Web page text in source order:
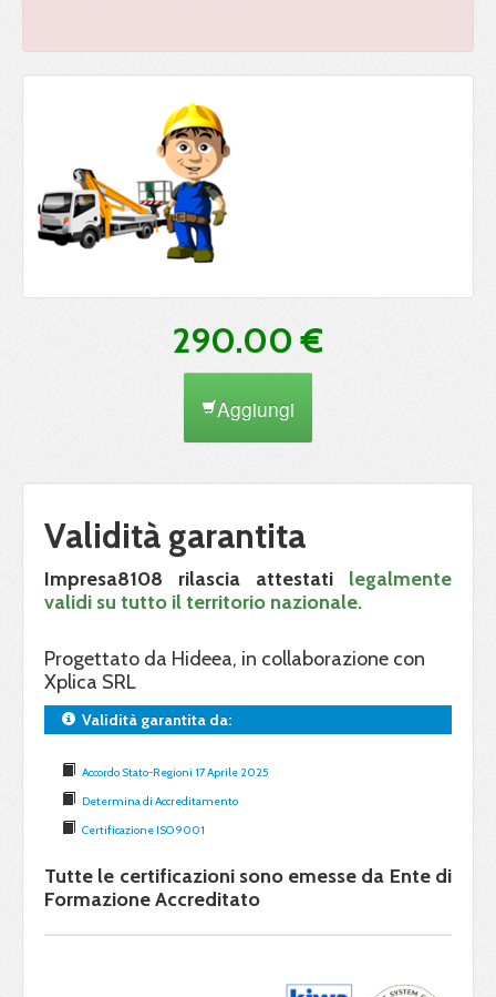
290.00 €
Aggiungi
Validità garantita
Impresa8108 rilascia attestati legalmente
validi su tutto il territorio nazionale.
Progettato da Hideea, in collaborazione con
Xplica SRL
Validità garantita da:
Accordo Stato-Regioni 17 Aprile 2025
Determina di Accreditamento
Certificazione ISO 9001
Tutte le certificazioni sono emesse da Ente di
Formazione Accreditato